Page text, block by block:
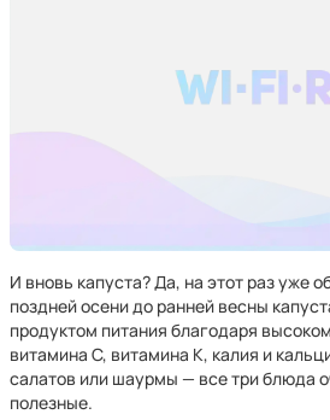
И вновь капуста? Да, на этот раз уже
поздней осени до ранней весны
продуктом питания благодаря
витамина С, витамина К, калия и
салатов или шаурмы — все три блюда
полезные.